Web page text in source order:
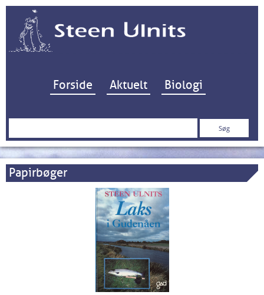
Hop til indhold
Forside Aktuelt Biologi
Søg
Papirbøger